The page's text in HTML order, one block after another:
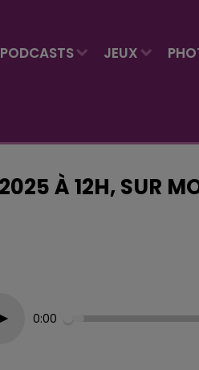
PODCASTS JEUX
À 12H, SUR
0:00